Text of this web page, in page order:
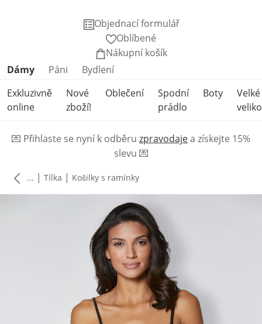
Objednací formulář
Oblíbené
Nákupní košík
Přeskočit kategorie produktů
Dámy Páni
Bydlení
Exkluzivně
online
Nové
zboží!
Oblečení
Spodní
prádlo
Boty
Velké
💌 Přihlaste se nyní k odběru zpravodajea získejte 15%
slevu 💌
... | Tílka | Košilky s ramínky